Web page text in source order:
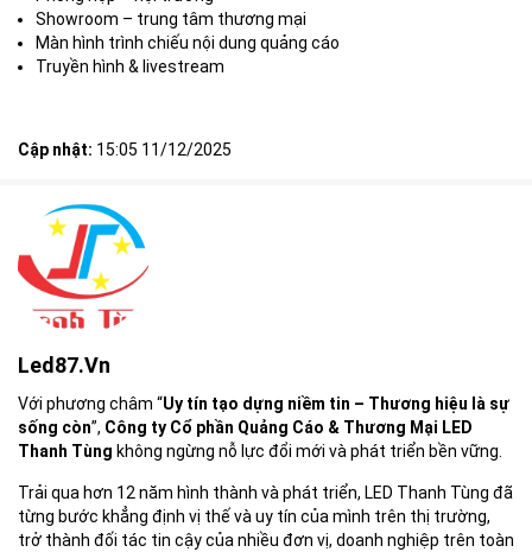
Showroom – trung tâm thương mại
Màn hình trình chiếu nội dung quảng cáo
Truyền hình & livestream
Cập nhật: 15:05 11/12/2025
Led87.vn
Với phương châm “Uy tín tạo dựng niềm tin – Thương hiệu là sự
sống còn”, Công ty Cổ phần Quảng Cáo & Thương Mại LED
Thanh Tùng không ngừng nỗ lực đổi mới và phát triển bền vững.
Trải qua hơn 12 năm hình thành và phát triển, LED Thanh Tùng đã
từng bước khẳng định vị thế và uy tín của mình trên thị trường,
trở thành đối tác tin cậy của nhiều đơn vị, doanh nghiệp trên toàn